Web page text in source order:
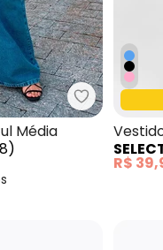
Quintess -
Média
)
R$